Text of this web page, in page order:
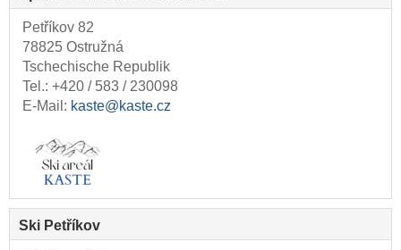
Petříkov 82
78825 Ostružná
Tschechische Republik
Tel.: +420 / 583 / 230098
E-Mail: kaste@kaste.cz
Ski Petříkov